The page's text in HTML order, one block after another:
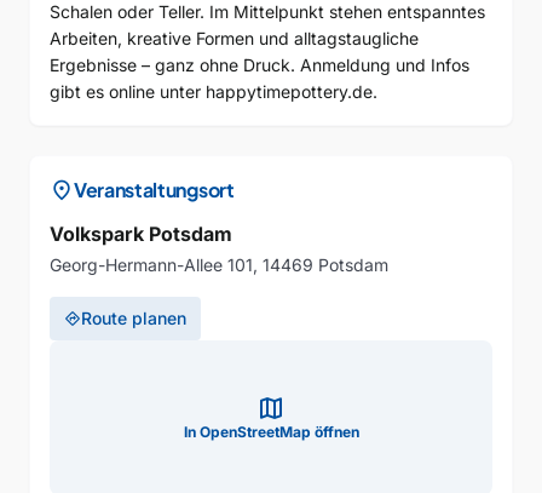
Schalen oder Teller. Im Mittelpunkt stehen entspanntes
Arbeiten, kreative Formen und alltagstaugliche
Ergebnisse – ganz ohne Druck. Anmeldung und Infos
gibt es online unter happytimepottery.de.
location_onVeranstaltungsort
Volkspark Potsdam
Georg-Hermann-Allee 101, 14469 Potsdam
directionsRoute planen
map
In OpenStreetMap öffnen